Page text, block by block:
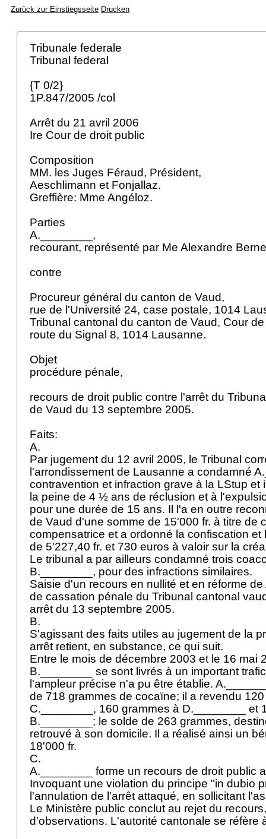
Zurück zur Einstiegsseite Drucken
Tribunale federale
Tribunal federal
{T 0/2}
1P.847/2005 /col
Arrêt du 21 avril 2006
Ire Cour de droit public
Composition
MM. les Juges Féraud, Président,
Aeschlimann et Fonjallaz.
Greffière: Mme Angéloz.
Parties
A.________,
recourant, représenté par Me Alexandre
contre
Procureur général du canton de Vaud,
rue de l'Université 24, case postale, 1014
Tribunal cantonal du canton de Vaud, Cour
route du Signal 8, 1014 Lausanne.
Objet
procédure pénale,
recours de droit public contre l'arrêt du
de Vaud du 13 septembre 2005.
Faits:
A.
Par jugement du 12 avril 2005, le Tribunal
l'arrondissement de Lausanne a condamné
contravention et infraction grave à la LStup et
la peine de 4 ½ ans de réclusion et à
pour une durée de 15 ans. Il l'a en outre
de Vaud d'une somme de 15'000 fr. à titre de
compensatrice et a ordonné la confiscation et
de 5'227,40 fr. et 730 euros à valoir sur la
Le tribunal a par ailleurs condamné trois
B.________, pour des infractions similaires.
Saisie d'un recours en nullité et en réforme
de cassation pénale du Tribunal cantonal
arrêt du 13 septembre 2005.
B.
S'agissant des faits utiles au jugement de la
arrêt retient, en substance, ce qui suit.
Entre le mois de décembre 2003 et le 16 mai
B.________ se sont livrés à un important
l'ampleur précise n'a pu être établie.
de 718 grammes de cocaïne; il a revendu
C.________, 160 grammes à D.________ et
B.________; le solde de 263 grammes,
retrouvé à son domicile. Il a réalisé ainsi un
18'000 fr.
C.
A.________ forme un recours de droit public
Invoquant une violation du principe "in dubio
l'annulation de l'arrêt attaqué, en sollicitant
Le Ministère public conclut au rejet du
d'observations. L'autorité cantonale se réfère